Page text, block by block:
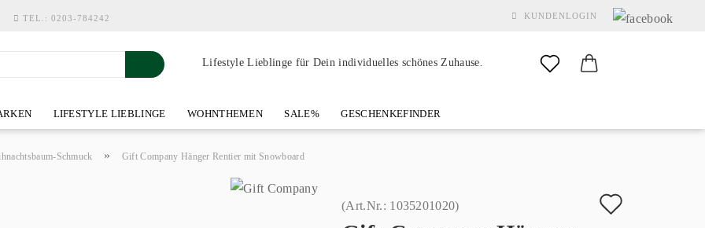
KUNDENLOGIN
TEL.: 0203-784242
Lifestyle Lieblinge für Dein individuelles schönes Zuhause.
LIFESTYLE LIEBLINGE WOHNTHEMEN SALE% GESCHENKEFINDER
Schmuck » Gift Company Hänger Rentier mit Snowboard
(Art.Nr.: 1035201020)